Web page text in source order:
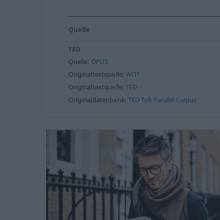
Quelle
TED
Quelle: OPUS
Originaltextquelle:WIT³
Originaltextquelle:TED
Originaldatenbank:TED Talk Parallel Corpus